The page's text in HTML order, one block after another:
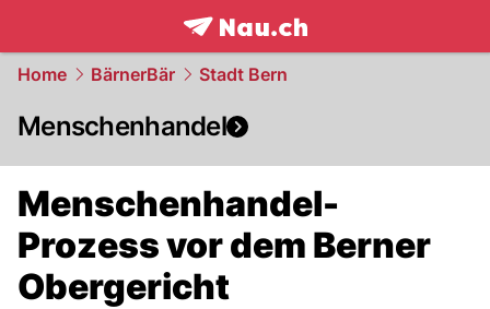
frontpage.NAU.ch
Home BärnerBär Stadt Bern
Menschenhandel
Menschenhandel-
Prozess vor dem Berner
Obergericht